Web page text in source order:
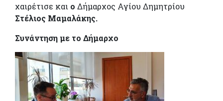
χαιρέτισε και ο Δήμαρχος Αγίου Δημητρίου
Στέλιος Μαμαλάκης.
Συνάντηση με το Δήμαρχο